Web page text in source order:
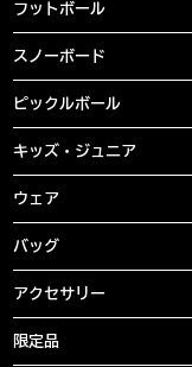
フットボール
スノーボード
ピックルボール
キッズ・ジュニア
ウェア
バッグ
アクセサリー
限定品